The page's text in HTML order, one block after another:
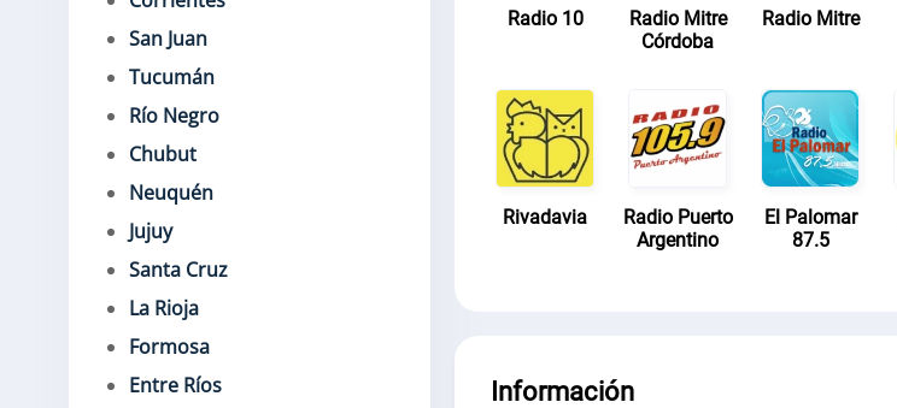
San Juan
Tucumán
Río Negro
Chubut
Neuquén
Jujuy
Santa Cruz
La Rioja
Formosa
Entre Ríos
Radio 10
Radio Mitre
Córdoba
Radio Mitre
Rivadavia
Radio Puerto
Argentino
El Palomar
87.5
Información